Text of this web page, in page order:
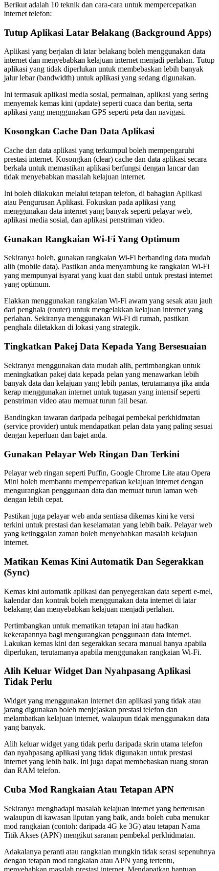
Berikut adalah 10 teknik dan cara-cara untuk mempercepatkan
internet telefon:
Tutup Aplikasi Latar Belakang (Background Apps)
Aplikasi yang berjalan di latar belakang boleh menggunakan data
internet dan menyebabkan kelajuan internet menjadi perlahan. Tutup
aplikasi yang tidak diperlukan untuk membebaskan lebih banyak
jalur lebar (bandwidth) untuk aplikasi yang sedang digunakan.
Ini termasuk aplikasi media sosial, permainan, aplikasi yang sering
menyemak kemas kini (update) seperti cuaca dan berita, serta
aplikasi yang menggunakan GPS seperti peta dan navigasi.
Kosongkan Cache Dan Data Aplikasi
Cache dan data aplikasi yang terkumpul boleh mempengaruhi
prestasi internet. Kosongkan (clear) cache dan data aplikasi secara
berkala untuk memastikan aplikasi berfungsi dengan lancar dan
tidak menyebabkan masalah kelajuan internet.
Ini boleh dilakukan melalui tetapan telefon, di bahagian Aplikasi
atau Pengurusan Aplikasi. Fokuskan pada aplikasi yang
menggunakan data internet yang banyak seperti pelayar web,
aplikasi media sosial, dan aplikasi penstriman video.
Gunakan Rangkaian Wi-Fi Yang Optimum
Sekiranya boleh, gunakan rangkaian Wi-Fi berbanding data mudah
alih (mobile data). Pastikan anda menyambung ke rangkaian Wi-Fi
yang mempunyai isyarat yang kuat dan stabil untuk prestasi internet
yang optimum.
Elakkan menggunakan rangkaian Wi-Fi awam yang sesak atau jauh
dari penghala (router) untuk mengelakkan kelajuan internet yang
perlahan. Sekiranya menggunakan Wi-Fi di rumah, pastikan
penghala diletakkan di lokasi yang strategik.
Tingkatkan Pakej Data Kepada Yang Bersesuaian
Sekiranya menggunakan data mudah alih, pertimbangkan untuk
meningkatkan pakej data kepada pelan yang menawarkan lebih
banyak data dan kelajuan yang lebih pantas, terutamanya jika anda
kerap menggunakan internet untuk tugasan yang intensif seperti
penstriman video atau memuat turun fail besar.
Bandingkan tawaran daripada pelbagai pembekal perkhidmatan
(service provider) untuk mendapatkan pelan data yang paling sesuai
dengan keperluan dan bajet anda.
Gunakan Pelayar Web Ringan Dan Terkini
Pelayar web ringan seperti Puffin, Google Chrome Lite atau Opera
Mini boleh membantu mempercepatkan kelajuan internet dengan
mengurangkan penggunaan data dan memuat turun laman web
dengan lebih cepat.
Pastikan juga pelayar web anda sentiasa dikemas kini ke versi
terkini untuk prestasi dan keselamatan yang lebih baik. Pelayar web
yang ketinggalan zaman boleh menyebabkan masalah kelajuan
internet.
Matikan Kemas Kini Automatik Dan Segerakkan
(Sync)
Kemas kini automatik aplikasi dan penyegerakan data seperti e-mel,
kalendar dan kontrak boleh menggunakan data internet di latar
belakang dan menyebabkan kelajuan menjadi perlahan.
Pertimbangkan untuk mematikan tetapan ini atau hadkan
kekerapannya bagi mengurangkan penggunaan data internet.
Lakukan kemas kini dan segerakkan secara manual hanya apabila
diperlukan, terutamanya apabila menggunakan rangkaian Wi-Fi.
Alih Keluar Widget Dan Nyahpasang Aplikasi
Tidak Perlu
Widget yang menggunakan internet dan aplikasi yang tidak atau
jarang digunakan boleh menjejaskan prestasi telefon dan
melambatkan kelajuan internet, walaupun tidak menggunakan data
yang banyak.
Alih keluar widget yang tidak perlu daripada skrin utama telefon
dan nyahpasang aplikasi yang tidak digunakan untuk prestasi
internet yang lebih baik. Ini juga dapat membebaskan ruang storan
dan RAM telefon.
Cuba Mod Rangkaian Atau Tetapan APN
Sekiranya menghadapi masalah kelajuan internet yang berterusan
walaupun di kawasan liputan yang baik, anda boleh cuba menukar
mod rangkaian (contoh: daripada 4G ke 3G) atau tetapan Nama
Titik Akses (APN) mengikut saranan pembekal perkhidmatan.
Adakalanya peranti atau rangkaian mungkin tidak serasi sepenuhnya
dengan tetapan mod rangkaian atau APN yang tertentu,
menyebabkan masalah prestasi internet. Mendapatkan bantuan